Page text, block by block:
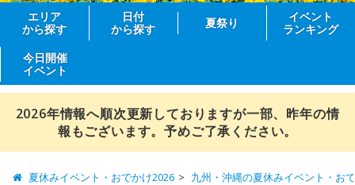
エリア
から探す
日付
から探す
夏祭り
イベント
ランキング
今日開催
イベント
2026年情報へ順次更新しておりますが一部、昨年の情
報もございます。予めご了承ください。
夏休みイベント・おでかけ2026 九州・沖縄の夏休みイベント・お